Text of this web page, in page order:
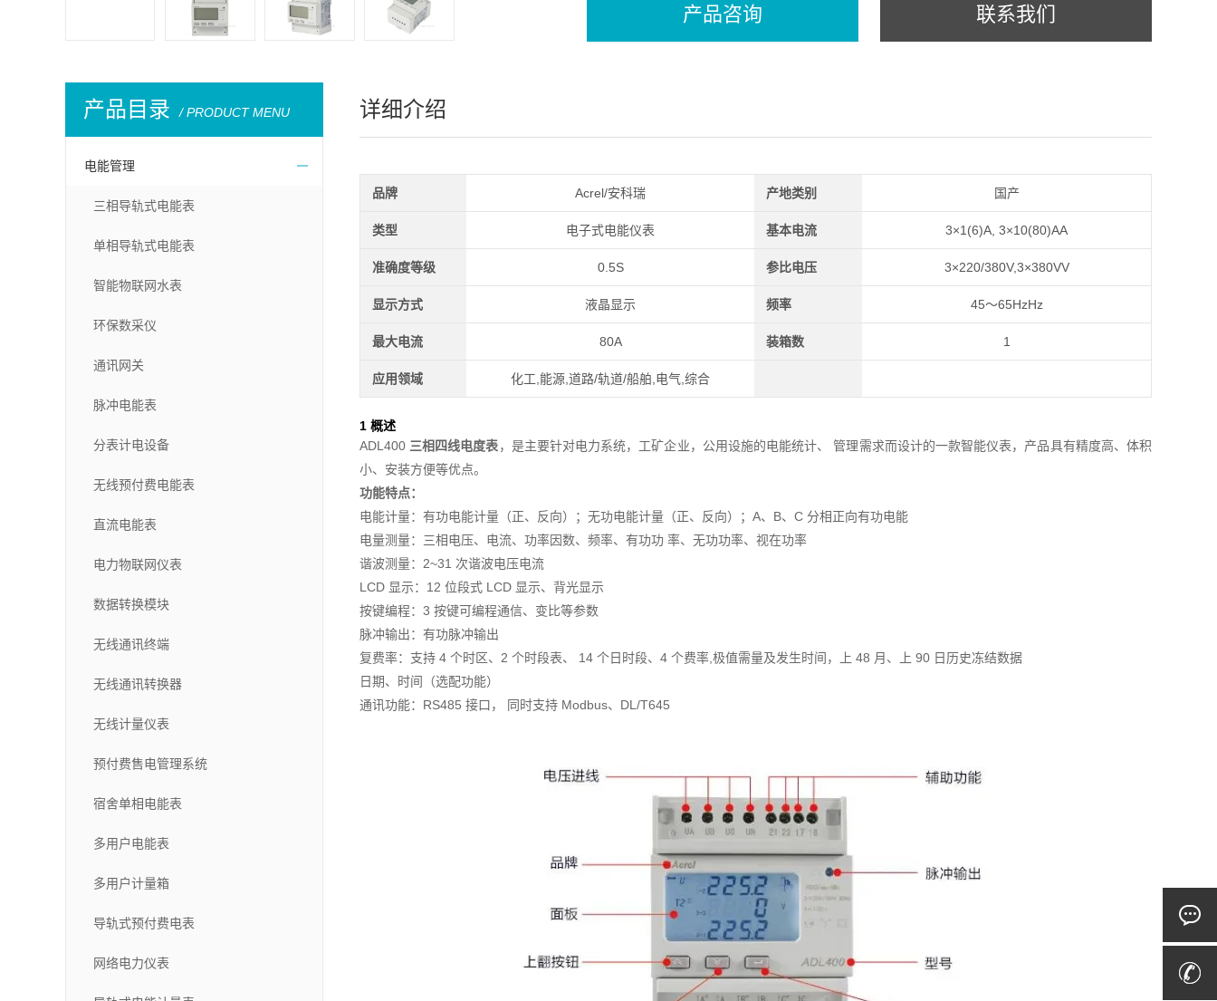
产品咨询 联系我们
产品目录 / PRODUCT MENU
电能管理
三相导轨式电能表
单相导轨式电能表
智能物联网水表
环保数采仪
通讯网关
脉冲电能表
分表计电设备
无线预付费电能表
直流电能表
电力物联网仪表
数据转换模块
无线通讯终端
无线通讯转换器
无线计量仪表
预付费售电管理系统
宿舍单相电能表
多用户电能表
多用户计量箱
导轨式预付费电表
网络电力仪表
详细介绍
品牌 Acrel/安科瑞 产地类别 国产
类型 电子式电能仪表 基本电流 3×1(6)A, 3×10(80)AA
准确度等级 0.5S 参比电压 3×220/380V,3×380VV
显示方式 液晶显示 频率 45～65HzHz
最大电流 80A 装箱数 1
应用领域 化工,能源,道路/轨道/船舶,电气,综合
1 概述
ADL400 三相四线电度表，是主要针对电力系统，工矿企业，公用设施的电能统计、 管理需求而设计的一款智能仪表，产品具有精度高、体积
小、安装方便等优点。
功能特点：
电能计量：有功电能计量（正、反向）；无功电能计量（正、反向）；A、B、C 分相正向有功电能
电量测量：三相电压、电流、功率因数、频率、有功功 率、无功功率、视在功率
谐波测量：2~31 次谐波电压电流
LCD 显示： 12 位段式 LCD 显示、背光显示
按键编程： 3 按键可编程通信、变比等参数
脉冲输出： 有功脉冲输出
复费率： 支持 4 个时区、2 个时段表、 14 个日时段、4 个费率,极值需量及发生时间，上 48 月、上 90 日历史冻结数据
日期、时间（选配功能）
通讯功能：RS485 接口， 同时支持 Modbus、DL/T645